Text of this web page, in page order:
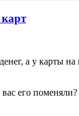
а у карты
его поменяли?